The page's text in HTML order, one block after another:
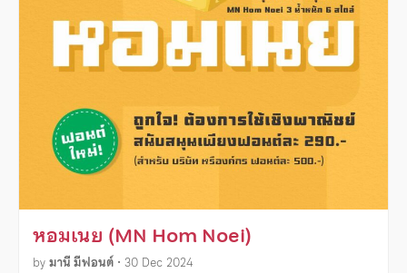
หอมเนย (MN Hom Noei)
byมานี มีฟอนต์ • 30 Dec 2024